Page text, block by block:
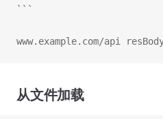
```
www.example.com/api
从文件加载